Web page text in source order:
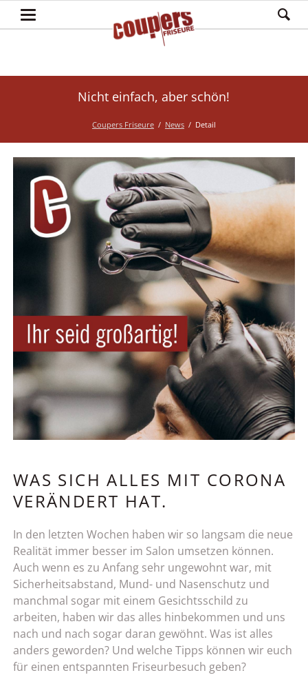
Nicht einfach, aber schön!
Coupers Friseure News Detail
WAS SICH ALLES MIT CORONA
VERÄNDERT HAT.
In den letzten Wochen haben wir so langsam die neue
Realität immer besser im Salon umsetzen können.
Auch wenn es zu Anfang sehr ungewohnt war, mit
Sicherheitsabstand, Mund- und Nasenschutz und
manchmal sogar mit einem Gesichtsschild zu
arbeiten, haben wir das alles hinbekommen und uns
nach und nach sogar daran gewöhnt. Was ist alles
anders geworden? Und welche Tipps können wir euch
für einen entspannten Friseurbesuch geben?